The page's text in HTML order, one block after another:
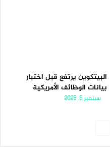
البيتكوين يرتفع قبل اختبار
بيانات الوظائف الأمريكية
سبتمبر 5, 2025